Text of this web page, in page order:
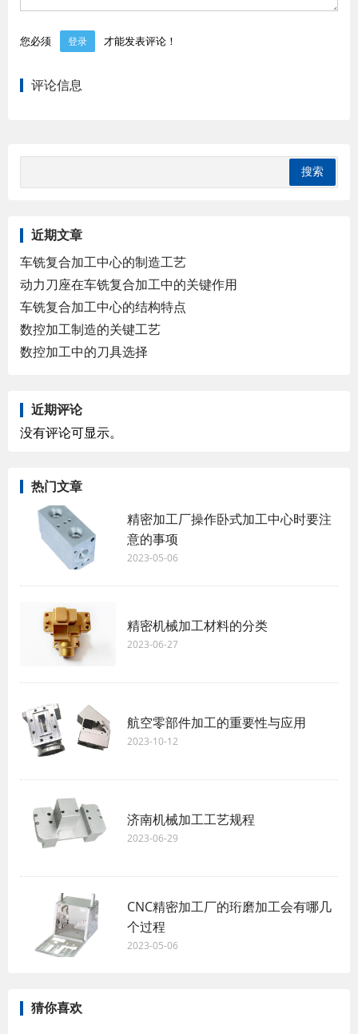
您必须 登录 才能发表评论！
评论信息
近期文章
车铣复合加工中心的制造工艺
动力刀座在车铣复合加工中的关键作用
车铣复合加工中心的结构特点
数控加工制造的关键工艺
数控加工中的刀具选择
近期评论
没有评论可显示。
热门文章
精密加工厂操作卧式加工中心时要注
意的事项
2023-05-06
精密机械加工材料的分类
2023-06-27
航空零部件加工的重要性与应用
2023-10-12
济南机械加工工艺规程
2023-06-29
CNC精密加工厂的珩磨加工会有哪几
个过程
2023-05-06
猜你喜欢